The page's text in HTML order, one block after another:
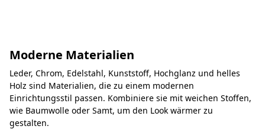
Moderne Materialien
Leder, Chrom, Edelstahl, Kunststoff, Hochglanz und helles
Holz sind Materialien, die zu einem modernen
Einrichtungsstil passen. Kombiniere sie mit weichen Stoffen,
wie Baumwolle oder Samt, um den Look wärmer zu
gestalten.